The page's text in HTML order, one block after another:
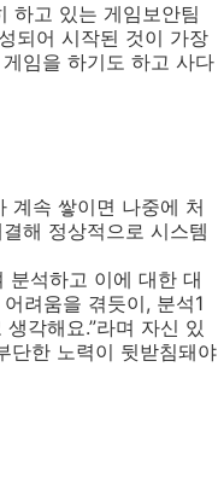
하고 있는 게임보안팀
되어 시작된 것이 가장
임을 하기도 하고 사다
계속 쌓이면 나중에 처
해 정상적으로 시스템
분석하고 이에 대한 대
려움을 겪듯이, 분석1
각해요.”라며 자신 있
단한 노력이 뒷받침돼야